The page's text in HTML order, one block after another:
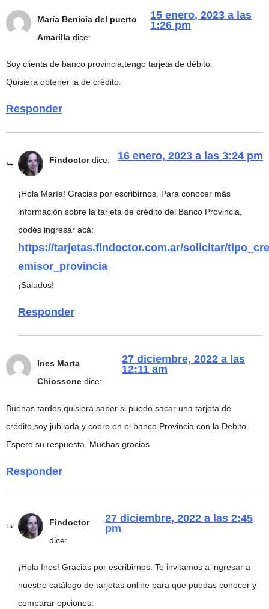
María Benicia del puerto
Amarilla dice:
15 enero, 2023 a las
1:26 pm
Soy clienta de banco provincia,tengo tarjeta de débito.
Quisiera obtener la de crédito.
Responder
Findoctor dice: 16 enero, 2023 a las 3:24 pm
¡Hola María! Gracias por escribirnos. Para conocer más
información sobre la tarjeta de crédito del Banco Provincia,
podés ingresar acá:
https://tarjetas.findoctor.com.ar/solicitar/
emisor_provincia
¡Saludos!
Responder
Ines Marta
Chiossone dice:
27 diciembre, 2022 a las
12:11 am
Buenas tardes,quisiera saber si puedo sacar una tarjeta de
crédito,soy jubilada y cobro en el banco Provincia con la Debito.
Espero su respuesta, Muchas gracias
Responder
Findoctor
dice:
27 diciembre, 2022 a las 2:45
pm
¡Hola Ines! Gracias por escribirnos. Te invitamos a ingresar a
nuestro catálogo de tarjetas online para que puedas conocer y
comparar opciones: